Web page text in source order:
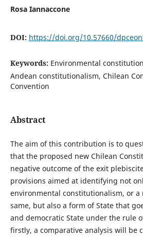
Rosa Iannaccone
DOI: https://doi.org/10.57660/
Keywords: Environmental
Andean constitutionalism, Chilean
Convention
Abstract
The aim of this contribution is to
that the proposed new Chilean
negative outcome of the exit
provisions aimed at identifying not
environmental constitutionalism, or a
same, but also a form of State that
and democratic State under the rule
firstly, a comparative analysis will be